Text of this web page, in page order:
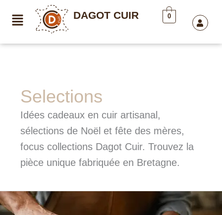
contenu
DAGOT CUIR 0
Selections
Idées cadeaux en cuir artisanal,
sélections de Noël et fête des mères,
focus collections Dagot Cuir. Trouvez la
pièce unique fabriquée en Bretagne.
Entretenir
un